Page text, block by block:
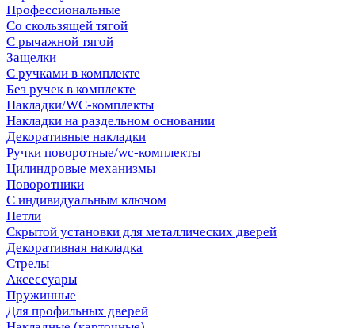
Профессиональные
Со скользящей тягой
С рычажной тягой
Защелки
С ручками в комплекте
Без ручек в комплекте
Накладки/WC-комплекты
Накладки на раздельном основании
Декоративные накладки
Ручки поворотные/wc-комплекты
Цилиндровые механизмы
Поворотники
С индивидуальным ключом
Петли
Скрытой установки для металлических дверей
Декоративная накладка
Стрелы
Аксессуары
Пружинные
Для профильных дверей